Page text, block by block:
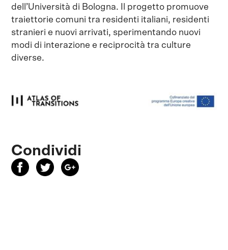
dell’Università di Bologna. Il progetto promuove
traiettorie comuni tra residenti italiani, residenti
stranieri e nuovi arrivati, sperimentando nuovi
modi di interazione e reciprocità tra culture
diverse.
Condividi